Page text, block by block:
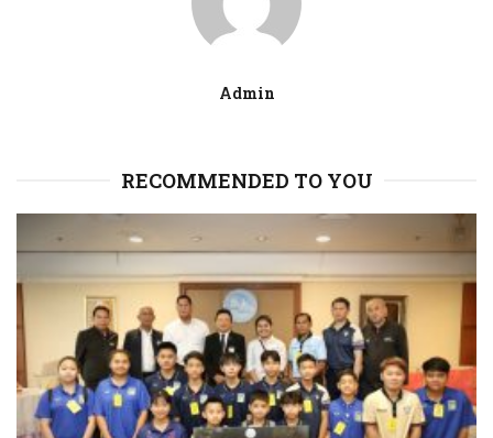
Admin
RECOMMENDED TO YOU